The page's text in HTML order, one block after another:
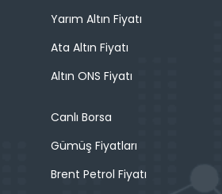
Yarım Altın Fiyatı
Ata Altın Fiyatı
Altın ONS Fiyatı
Canlı Borsa
Gümüş Fiyatları
Brent Petrol Fiyatı